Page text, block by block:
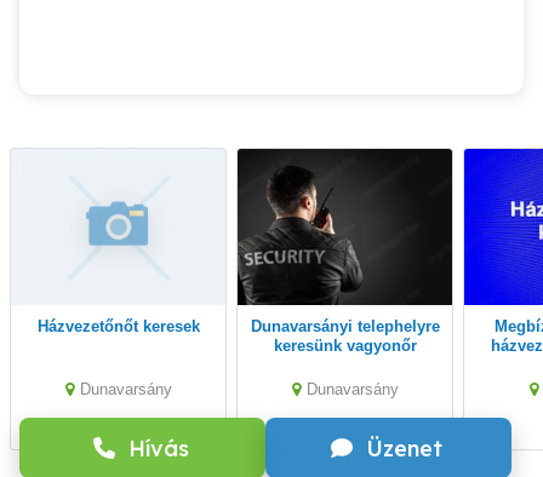
Hívás Üzenet
Házvezetőnőt keresek
Dunavarsány
Dunavarsányi telephelyre
keresünk vagyonőr
Dunavarsány
Megbízható, igényes